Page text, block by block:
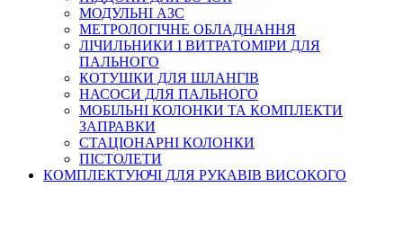
МОДУЛЬНІ АЗС
МЕТРОЛОГІЧНЕ ОБЛАДНАННЯ
ЛІЧИЛЬНИКИ І ВИТРАТОМІРИ ДЛЯ
ПАЛЬНОГО
КОТУШКИ ДЛЯ ШЛАНГІВ
НАСОСИ ДЛЯ ПАЛЬНОГО
МОБІЛЬНІ КОЛОНКИ ТА КОМПЛЕКТИ
ЗАПРАВКИ
СТАЦІОНАРНІ КОЛОНКИ
ПІСТОЛЕТИ
КОМПЛЕКТУЮЧІ ДЛЯ РУКАВІВ ВИСОКОГО